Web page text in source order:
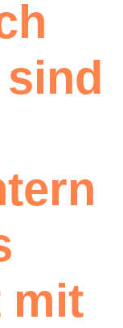
mit